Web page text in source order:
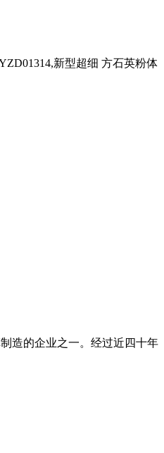
新型超细 方石英粉体
造的企业之一。经过近四十年